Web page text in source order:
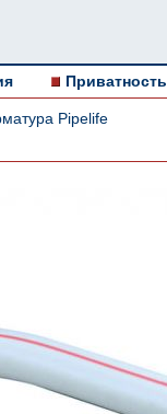
Приватность
Pipelife